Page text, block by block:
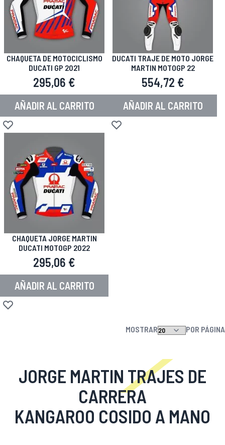
CHAQUETA DE MOTOCICLISMO
DUCATI GP 2021
295,06 €
AÑADIR AL CARRITO
Añadir a la Lista de Deseos
DUCATI TRAJE DE MOTO JORGE
MARTIN MOTOGP 22
554,72 €
AÑADIR AL CARRITO
Añadir a la Lista de Deseos
CHAQUETA JORGE MARTIN
DUCATI MOTOGP 2022
295,06 €
AÑADIR AL CARRITO
Añadir a la Lista de Deseos
MOSTRAR POR PÁGINA
JORGE MARTIN TRAJES DE
CARRERA
KANGAROO COSIDO A MANO